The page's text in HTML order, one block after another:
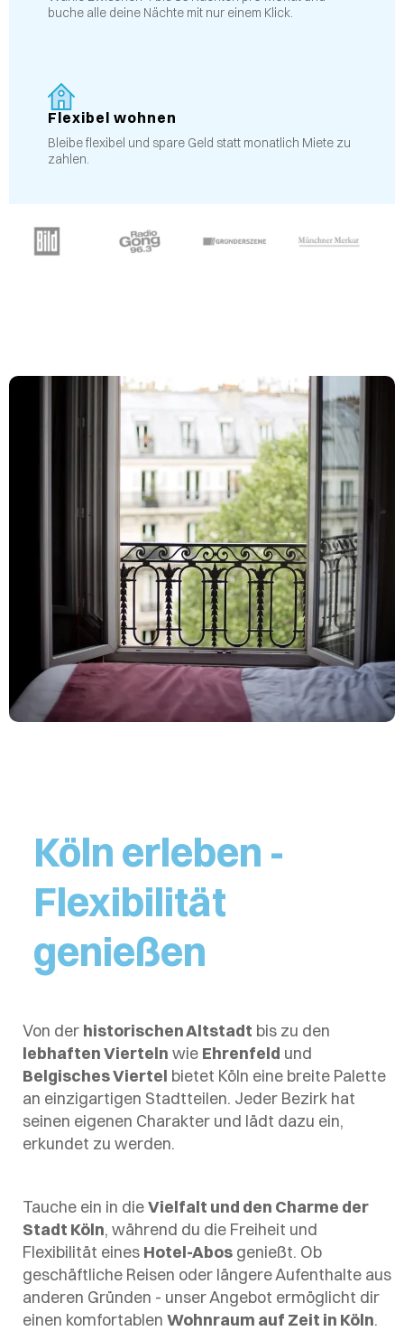
buche alle deine Nächte mit nur einem Klick.
Flexibel wohnen
Bleibe flexibel und spare Geld statt monatlich Miete zu
zahlen.
Köln erleben -
Flexibilität
genießen
Von der historischen Altstadt bis zu den
lebhaften Vierteln wie Ehrenfeld und
Belgisches Viertel bietet Köln eine breite Palette
an einzigartigen Stadtteilen. Jeder Bezirk hat
seinen eigenen Charakter und lädt dazu ein,
erkundet zu werden.
Tauche ein in dieVielfalt und den Charme der
Stadt Köln, während du die Freiheit und
Flexibilität eines Hotel-Abos genießt. Ob
geschäftliche Reisen oder längere Aufenthalte aus
anderen Gründen - unser Angebot ermöglicht dir
einen komfortablen Wohnraum auf Zeit in Köln.